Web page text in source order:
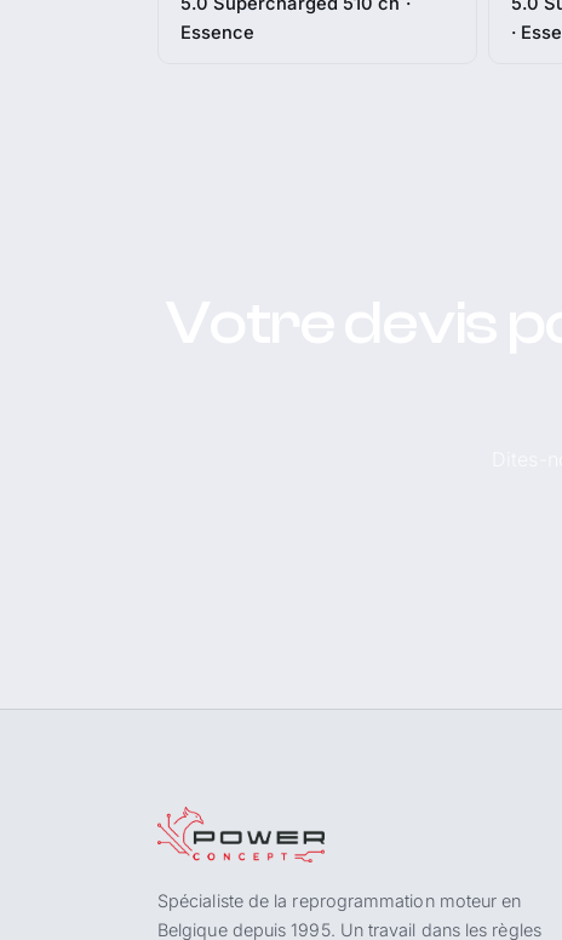
Essence
·
Spécialiste de la reprogrammation moteur en
Belgique depuis 1995. Un travail dans les règles